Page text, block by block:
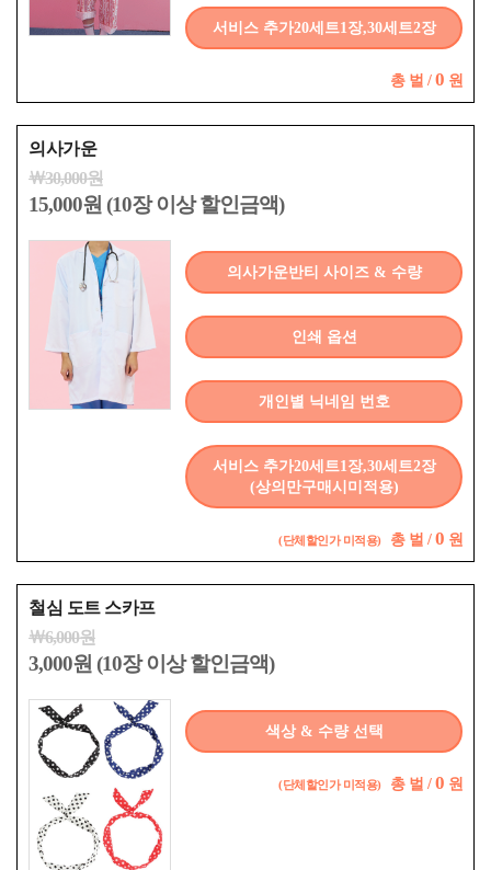
서비스 추가20세트1장,30세트2장
총 벌 / 0 원
의사가운
￦30,000원
15,000원 (10장 이상 할인금액)
의사가운반티 사이즈 & 수량
인쇄 옵션
개인별 닉네임 번호
서비스 추가20세트1장,30세트2장
(상의만구매시미적용)
(단체할인가 미적용) 총 벌 / 0 원
철심 도트 스카프
￦6,000원
3,000원 (10장 이상 할인금액)
색상 & 수량 선택
(단체할인가 미적용) 총 벌 / 0 원